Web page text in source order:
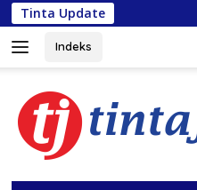
Tinta Update
INSA Apresiasi Kapal
Indeks